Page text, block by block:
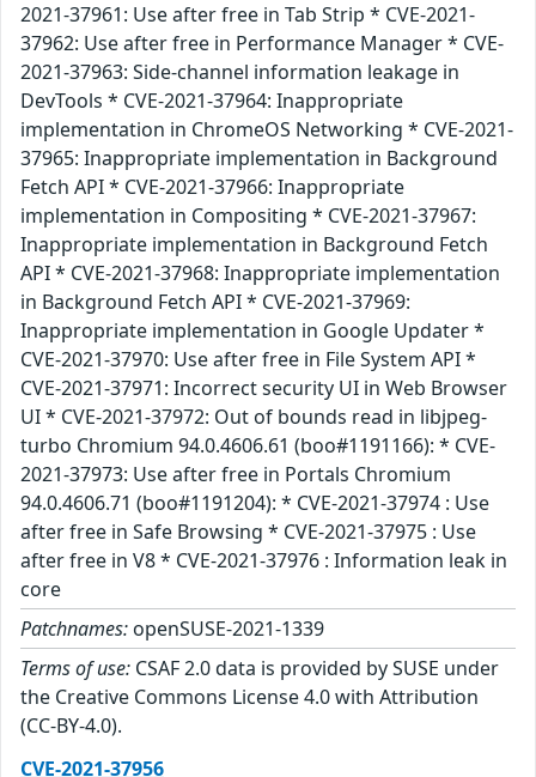
2021-37961: Use after free in Tab Strip * CVE-2021-
37962: Use after free in Performance Manager * CVE-
2021-37963: Side-channel information leakage in
DevTools * CVE-2021-37964: Inappropriate
implementation in ChromeOS Networking * CVE-2021-
37965: Inappropriate implementation in Background
Fetch API * CVE-2021-37966: Inappropriate
implementation in Compositing * CVE-2021-37967:
Inappropriate implementation in Background Fetch
API * CVE-2021-37968: Inappropriate implementation
in Background Fetch API * CVE-2021-37969:
Inappropriate implementation in Google Updater *
CVE-2021-37970: Use after free in File System API *
CVE-2021-37971: Incorrect security UI in Web Browser
UI * CVE-2021-37972: Out of bounds read in libjpeg-
turbo Chromium 94.0.4606.61 (boo#1191166): * CVE-
2021-37973: Use after free in Portals Chromium
94.0.4606.71 (boo#1191204): * CVE-2021-37974 : Use
after free in Safe Browsing * CVE-2021-37975 : Use
after free in V8 * CVE-2021-37976 : Information leak in
core
Patchnames: openSUSE-2021-1339
Terms of use: CSAF 2.0 data is provided by SUSE under
the Creative Commons License 4.0 with Attribution
(CC-BY-4.0).
CVE-2021-37956